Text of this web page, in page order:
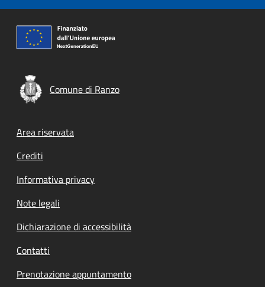
Comune di Ranzo
Footer menu
Area riservata
Crediti
Informativa privacy
Note legali
Dichiarazione di accessibilità
Contatti
Prenotazione appuntamento